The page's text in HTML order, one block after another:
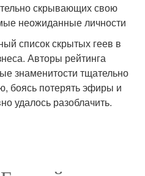
скрывающих свою
неожиданные личности
список скрытых геев в
Авторы рейтинга
знаменитости тщательно
боясь потерять эфиры и
удалось разоблачить.